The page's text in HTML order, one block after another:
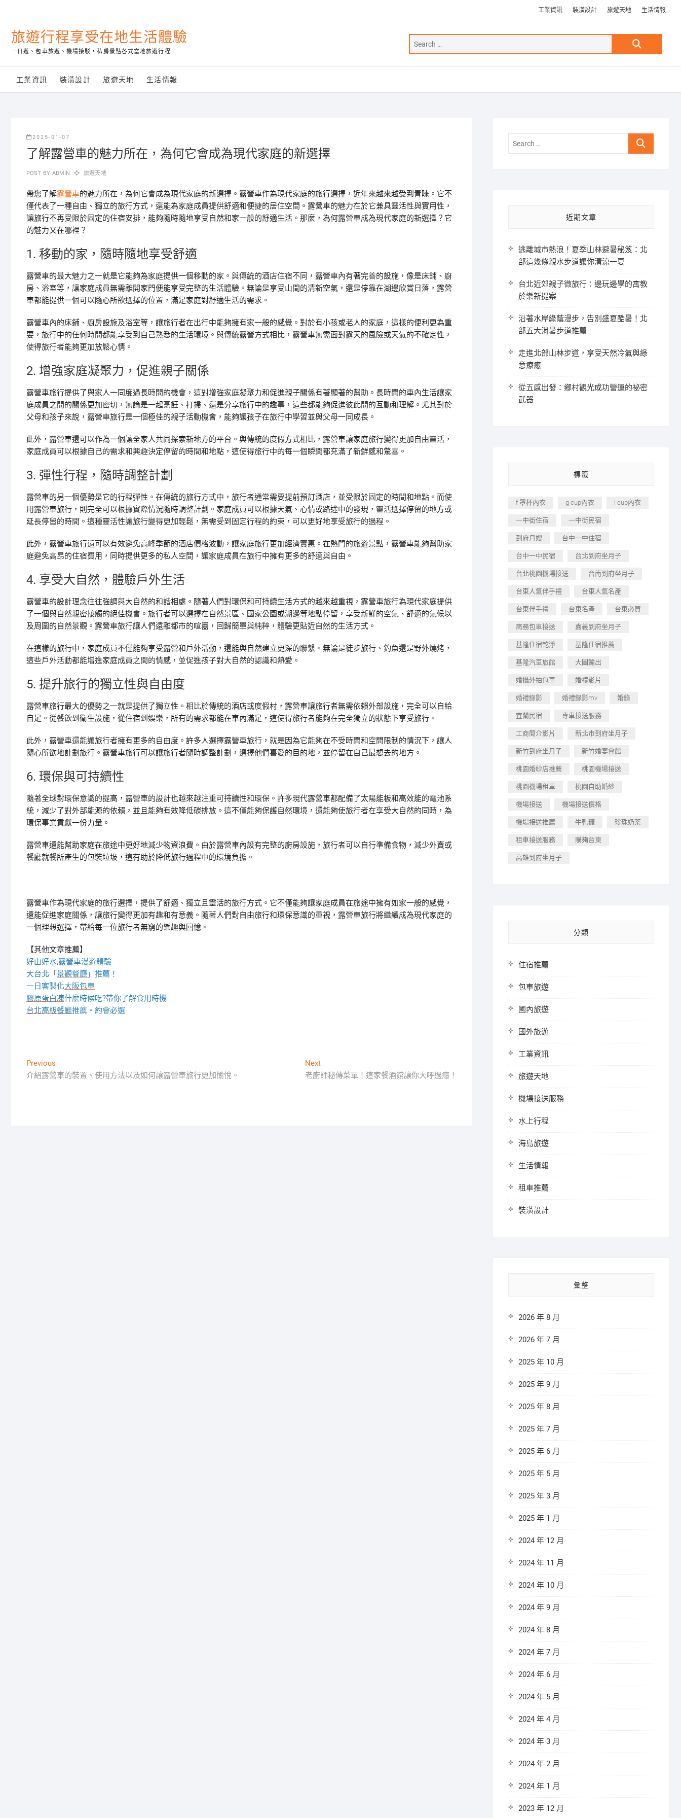
content
工業資訊 裝潢設計 旅遊天地 生活情報
旅遊行程享受在地生活體驗
一日遊、包車旅遊、機場接駁，私房景點各式當地旅遊行程
Search
工業資訊 裝潢設計 旅遊天地 生活情報
2025-01-07
了解露營車的魅力所在，為何它會成為現代家庭的新選擇
POST BY ADMIN 旅遊天地
帶您了解露營車的魅力所在，為何它會成為現代家庭的新選擇。露營車作為現代家庭的旅行選擇，近年來越來越受到青睞。它不
僅代表了一種自由、獨立的旅行方式，還能為家庭成員提供舒適和便捷的居住空間。露營車的魅力在於它兼具靈活性與實用性，
讓旅行不再受限於固定的住宿安排，能夠隨時隨地享受自然和家一般的舒適生活。那麼，為何露營車成為現代家庭的新選擇？它
的魅力又在哪裡？
1. 移動的家，隨時隨地享受舒適
露營車的最大魅力之一就是它能夠為家庭提供一個移動的家。與傳統的酒店住宿不同，露營車內有著完善的設施，像是床鋪、廚
房、浴室等，讓家庭成員無需離開家門便能享受完整的生活體驗。無論是享受山間的清新空氣，還是停靠在湖邊欣賞日落，露營
車都能提供一個可以隨心所欲選擇的位置，滿足家庭對舒適生活的需求。
露營車內的床鋪、廚房設施及浴室等，讓旅行者在出行中能夠擁有家一般的感覺。對於有小孩或老人的家庭，這樣的便利更為重
要，旅行中的任何時間都能享受到自己熟悉的生活環境。與傳統露營方式相比，露營車無需面對露天的風險或天氣的不確定性，
使得旅行者能夠更加放鬆心情。
2. 增強家庭凝聚力，促進親子關係
露營車旅行提供了與家人一同度過長時間的機會，這對增強家庭凝聚力和促進親子關係有著顯著的幫助。長時間的車內生活讓家
庭成員之間的關係更加密切，無論是一起烹飪、打掃、還是分享旅行中的趣事，這些都能夠促進彼此間的互動和理解。尤其對於
父母和孩子來說，露營車旅行是一個極佳的親子活動機會，能夠讓孩子在旅行中學習並與父母一同成長。
此外，露營車還可以作為一個讓全家人共同探索新地方的平台。與傳統的度假方式相比，露營車讓家庭旅行變得更加自由靈活，
家庭成員可以根據自己的需求和興趣決定停留的時間和地點，這使得旅行中的每一個瞬間都充滿了新鮮感和驚喜。
3. 彈性行程，隨時調整計劃
露營車的另一個優勢是它的行程彈性。在傳統的旅行方式中，旅行者通常需要提前預訂酒店，並受限於固定的時間和地點。而使
用露營車旅行，則完全可以根據實際情況隨時調整計劃。家庭成員可以根據天氣、心情或路途中的發現，靈活選擇停留的地方或
延長停留的時間。這種靈活性讓旅行變得更加輕鬆，無需受到固定行程的約束，可以更好地享受旅行的過程。
此外，露營車旅行還可以有效避免高峰季節的酒店價格波動，讓家庭旅行更加經濟實惠。在熱門的旅遊景點，露營車能夠幫助家
庭避免高昂的住宿費用，同時提供更多的私人空間，讓家庭成員在旅行中擁有更多的舒適與自由。
4. 享受大自然，體驗戶外生活
露營車的設計理念往往強調與大自然的和諧相處。隨著人們對環保和可持續生活方式的越來越重視，露營車旅行為現代家庭提供
了一個與自然親密接觸的絕佳機會。旅行者可以選擇在自然景區、國家公園或湖邊等地點停留，享受新鮮的空氣、舒適的氣候以
及周圍的自然景觀。露營車旅行讓人們遠離都市的喧囂，回歸簡單與純粹，體驗更貼近自然的生活方式。
在這樣的旅行中，家庭成員不僅能夠享受露營和戶外活動，還能與自然建立更深的聯繫。無論是徒步旅行、釣魚還是野外燒烤，
這些戶外活動都能增進家庭成員之間的情感，並促進孩子對大自然的認識和熱愛。
5. 提升旅行的獨立性與自由度
露營車旅行最大的優勢之一就是提供了獨立性。相比於傳統的酒店或度假村，露營車讓旅行者無需依賴外部設施，完全可以自給
自足。從餐飲到衛生設施，從住宿到娛樂，所有的需求都能在車內滿足，這使得旅行者能夠在完全獨立的狀態下享受旅行。
此外，露營車還能讓旅行者擁有更多的自由度。許多人選擇露營車旅行，就是因為它能夠在不受時間和空間限制的情況下，讓人
隨心所欲地計劃旅行。露營車旅行可以讓旅行者隨時調整計劃，選擇他們喜愛的目的地，並停留在自己最想去的地方。
6. 環保與可持續性
隨著全球對環保意識的提高，露營車的設計也越來越注重可持續性和環保。許多現代露營車都配備了太陽能板和高效能的電池系
統，減少了對外部能源的依賴，並且能夠有效降低碳排放。這不僅能夠保護自然環境，還能夠使旅行者在享受大自然的同時，為
環保事業貢獻一份力量。
露營車還能幫助家庭在旅途中更好地減少物資浪費。由於露營車內設有完整的廚房設施，旅行者可以自行準備食物，減少外賣或
餐廳就餐所產生的包裝垃圾，這有助於降低旅行過程中的環境負擔。
露營車作為現代家庭的旅行選擇，提供了舒適、獨立且靈活的旅行方式。它不僅能夠讓家庭成員在旅途中擁有如家一般的感覺，
還能促進家庭關係，讓旅行變得更加有趣和有意義。隨著人們對自由旅行和環保意識的重視，露營車旅行將繼續成為現代家庭的
一個理想選擇，帶給每一位旅行者無窮的樂趣與回憶。
【其他文章推薦】
好山好水,露營車漫遊體驗
大台北「 景觀餐廳 」推薦！
一日客製化大阪包車
膠原蛋白凍什麼時候吃?帶你了解食用時機
台北高級餐廳推薦・約會必選
文
章
Previous
post:
介紹露營車的裝置、使用方法以及如何讓露營車旅行更加愉悅。
NextNext
post:
老廚師秘傳菜單！這家餐酒館讓你大呼過癮！
Search
近期文章
逃離城市熱浪！夏季山林避暑秘笈：北
部這幾條親水步道讓你清涼一夏
台北近郊親子微旅行：邊玩邊學的寓教
於樂新提案
沿著水岸綠蔭漫步，告別盛夏酷暑！北
部五大消暑步道推薦
走進北部山林步道，享受天然冷氣與綠
意療癒
從五感出發：鄉村觀光成功營運的祕密
武器
標籤
f 罩杯內衣 g cup內衣 i cup內衣
一中街住宿 一中街民宿
到府月嫂 台中一中住宿
台中一中民宿 台北到府坐月子
台北桃園機場接送 台南到府坐月子
台東人氣伴手禮 台東人氣名產
台東伴手禮 台東名產 台東必買
商務包車接送 嘉義到府坐月子
基隆住宿乾淨 基隆住宿推薦
基隆汽車旅館 大圖輸出
婚攝外拍包車 婚禮影片
婚禮錄影 婚禮錄影mv 婚錄
宜蘭民宿 專車接送服務
工商簡介影片 新北市到府坐月子
新竹到府坐月子 新竹婚宴會館
桃園婚紗店推薦 桃園機場接送
桃園機場租車 桃園自助婚紗
機場接送 機場接送價格
機場接送推薦 牛軋糖 珍珠奶茶
租車接送服務 購夠台東
高雄到府坐月子
分類
住宿推薦
包車旅遊
國內旅遊
國外旅遊
工業資訊
旅遊天地
機場接送服務
水上行程
海島旅遊
生活情報
租車推薦
裝潢設計
彙整
2026 年 8 月
2026 年 7 月
2025 年 10 月
2025 年 9 月
2025 年 8 月
2025 年 7 月
2025 年 6 月
2025 年 5 月
2025 年 3 月
2025 年 1 月
2024 年 12 月
2024 年 11 月
2024 年 10 月
2024 年 9 月
2024 年 8 月
2024 年 7 月
2024 年 6 月
2024 年 5 月
2024 年 4 月
2024 年 3 月
2024 年 2 月
2024 年 1 月
2023 年 12 月